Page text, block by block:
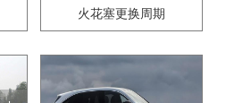
火花塞更换周期